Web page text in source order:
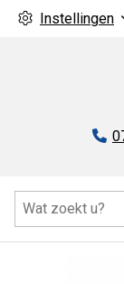
Instellingen